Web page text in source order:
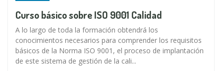
Curso básico sobre ISO 9001 Calidad
A lo largo de toda la formación obtendrá los
conocimientos necesarios para comprender los requisitos
básicos de la Norma ISO 9001, el proceso de implantación
de este sistema de gestión de la cali...